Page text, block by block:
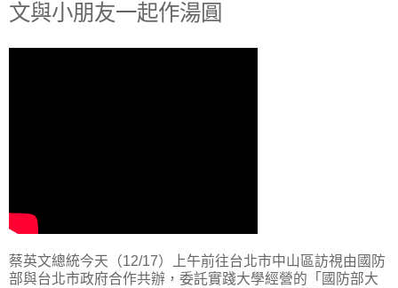
文與小朋友一起作湯圓
蔡英文總統今天（12/17）上午前往台北市中山區訪視由國防
部與台北市政府合作共辦，委託實踐大學經營的「國防部大